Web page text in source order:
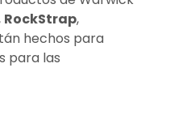
RockStrap,
hechos para
para las